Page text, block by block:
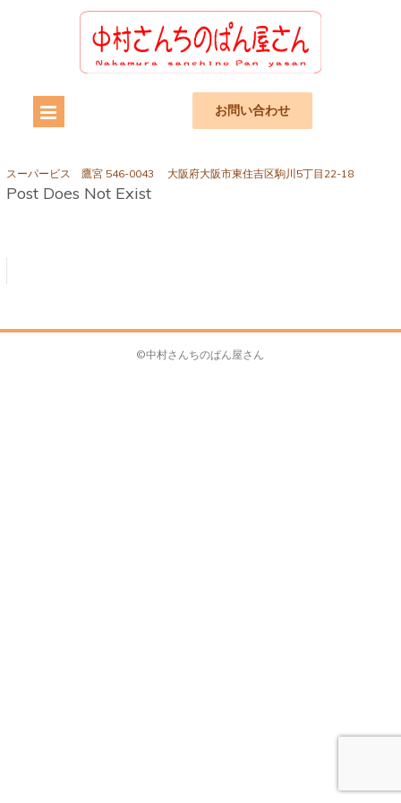
お問い合わせ
スーパービス 鷹宮 546-0043 大阪府大阪市東住吉区駒川5丁目22-18
Post Does Not Exist
©中村さんちのぱん屋さん